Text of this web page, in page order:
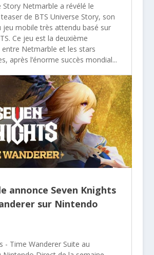
Story Netmarble a révélé le
de BTS Universe Story, son
mobile très attendu basé sur
Ce jeu est la deuxième
Netmarble et les stars
après l’énorme succès mondial...
annonce Seven Knights
sur Nintendo
- Time Wanderer Suite au